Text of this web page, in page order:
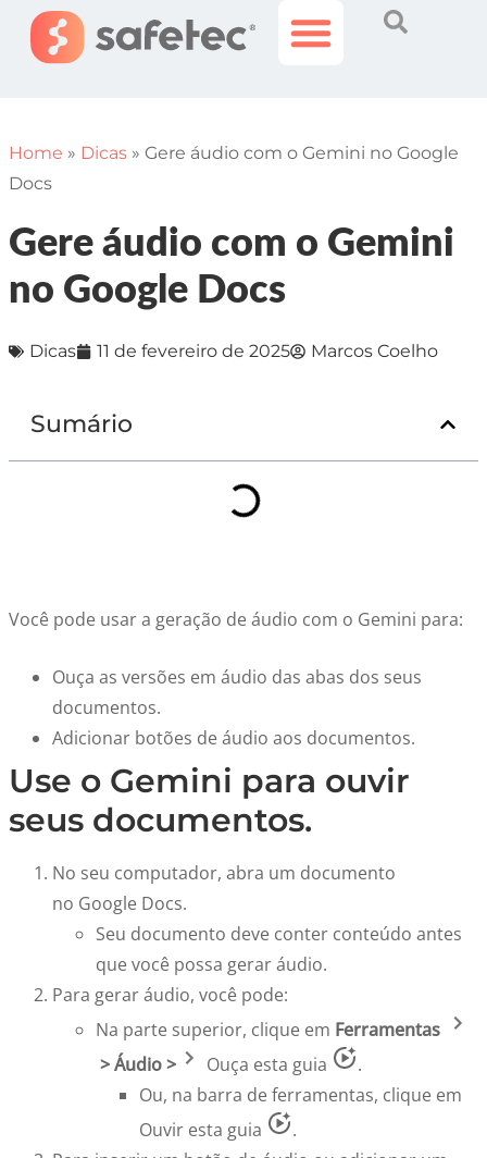
Home » Dicas » Gere áudio com o Gemini no Google
Docs
Gere áudio com o Gemini
no Google Docs
Dicas 11 de fevereiro de 2025 Marcos Coelho
Sumário
Você pode usar a geração de áudio com o Gemini para:
Ouça as versões em áudio das abas dos seus
documentos.
Adicionar botões de áudio aos documentos.
Use o Gemini para ouvir
seus documentos.
No seu computador, abra um documento
no Google Docs.
Seu documento deve conter conteúdo antes
que você possa gerar áudio.
Para gerar áudio, você pode:
Na parte superior, clique em Ferramentas
> Áudio >
Ouça esta guia
.
Ou, na barra de ferramentas, clique em
Ouvir esta guia
.